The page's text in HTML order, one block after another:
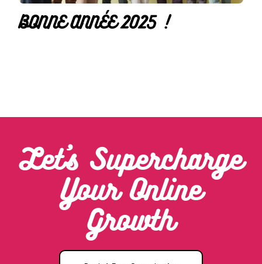
BONNE ANNÉE 2025 !
Let’s Supercharge
Your Online
Growth